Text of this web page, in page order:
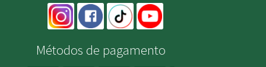
Métodos de pagamento